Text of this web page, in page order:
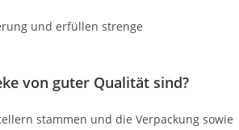
und erfüllen strenge
von guter Qualität sind?
stammen und die Verpackung sowie